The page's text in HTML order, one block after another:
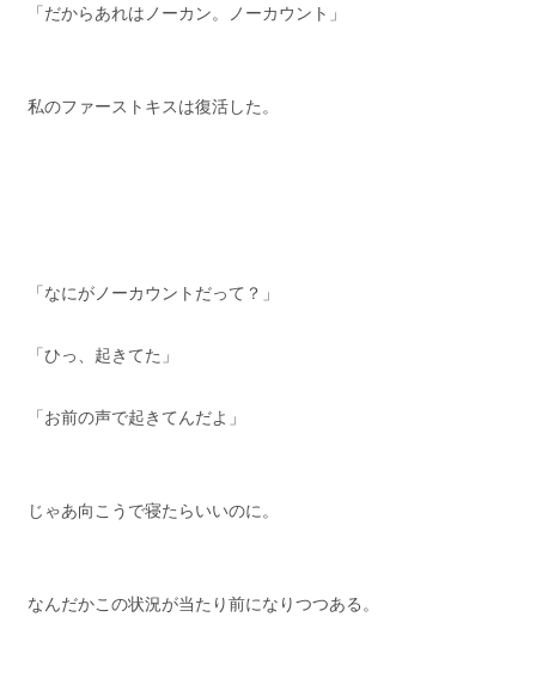
「だからあれはノーカン。ノーカウント」
私のファーストキスは復活した。
「なにがノーカウントだって？」
「ひっ、起きてた」
「お前の声で起きてんだよ」
じゃあ向こうで寝たらいいのに。
なんだかこの状況が当たり前になりつつある。